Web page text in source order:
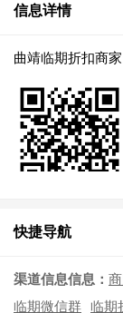
信息详情
曲靖临期折扣商
快捷导航
渠道信息信息：
临期微信群 临期